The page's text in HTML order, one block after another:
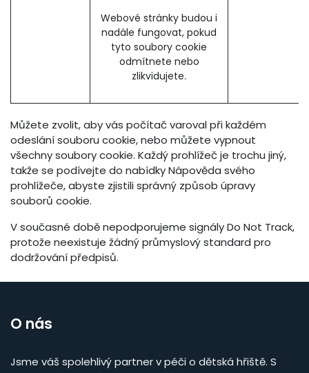
Webové stránky budou i
nadále fungovat, pokud
tyto soubory cookie
odmítnete nebo
zlikvidujete.
Můžete zvolit, aby vás počítač varoval při každém
odeslání souboru cookie, nebo můžete vypnout
všechny soubory cookie. Každý prohlížeč je trochu jiný,
takže se podívejte do nabídky Nápověda svého
prohlížeče, abyste zjistili správný způsob úpravy
souborů cookie.
V současné době nepodporujeme signály Do Not Track,
protože neexistuje žádný průmyslový standard pro
dodržování předpisů.
O nás
Jsme váš spolehlivý partner v péči o dětská hřiště. S